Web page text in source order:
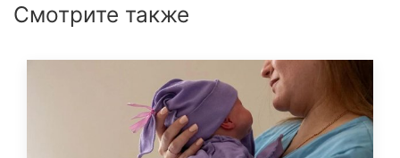
Смотрите также